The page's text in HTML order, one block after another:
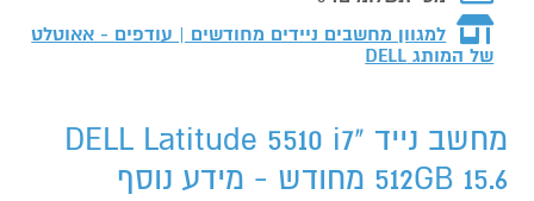
למגוון מחשבים ניידים מחודשים | עודפים - אאוטלט
של המותג DELL
מחשב נייד "DELL Latitude 5510 i7
512GB 15.6 מחודש - מידע נוסף